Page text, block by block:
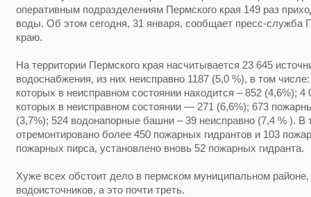
оперативным подразделениям Пермского края 149 раз
воды. Об этом сегодня, 31 января, сообщает пресс-
краю.
На территории Пермского края насчитывается 23 645
водоснабжения, из них неисправно 1187 (5,0 %), в том
которых в неисправном состоянии находится – 852 (4,6%);
которых в неисправном состоянии — 271 (6,6%); 673
(3,7%); 524 водонапорные башни – 39 неисправно (7,4 % ). В
отремонтировано более 450 пожарных гидрантов и 103
пожарных пирса, установлено вновь 52 пожарных гидранта.
Хуже всех обстоит дело в пермском муниципальном
водоисточников, а это почти треть.